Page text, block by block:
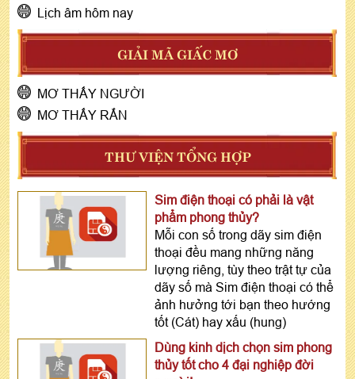
Lịch âm hôm nay
GIẢI MÃ GIẤC MƠ
MƠ THẤY NGƯỜI
MƠ THẤY RẮN
THƯ VIỆN TỔNG HỢP
Sim điện thoại có phải là vật
phẩm phong thủy?
Mỗi con số trong dãy sim điện
thoại đều mang những năng
lượng riêng, tùy theo trật tự của
dãy số mà Sim điện thoại có thể
ảnh hưởng tới bạn theo hướng
tốt (Cát) hay xấu (hung)
Dùng kinh dịch chọn sim phong
thủy tốt cho 4 đại nghiệp đời